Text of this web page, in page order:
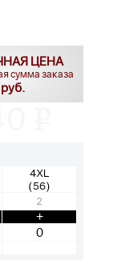
ЦЕНА
сумма заказа
руб.
4XL
(56)
2
+